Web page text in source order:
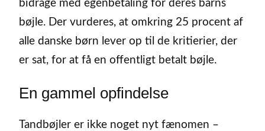
bidrage med egenbetaling for deres barns
bøjle. Der vurderes, at omkring 25 procent af
alle danske børn lever op til de kritierier, der
er sat, for at få en offentligt betalt bøjle.
En gammel opfindelse
Tandbøjler er ikke noget nyt fænomen –